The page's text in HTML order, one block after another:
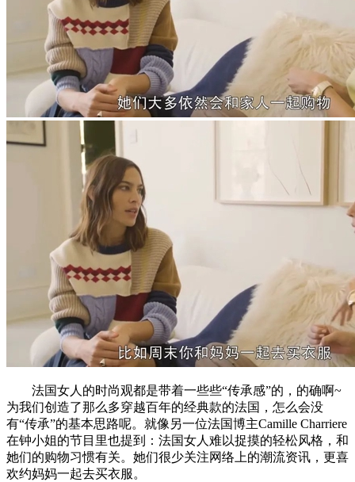
法国女人的时尚观都是带着一些些“传承感”的，的确啊~
为我们创造了那么多穿越百年的经典款的法国，怎么会没
有“传承”的基本思路呢。就像另一位法国博主Camille Charriere
在钟小姐的节目里也提到：法国女人难以捉摸的轻松风格，和
她们的购物习惯有关。她们很少关注网络上的潮流资讯，更喜
欢约妈妈一起去买衣服。